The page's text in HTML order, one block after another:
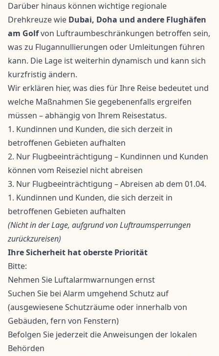
Darüber hinaus können wichtige regionale
Drehkreuze wie Dubai, Doha und andere Flughäfen
am Golfvon Luftraumbeschränkungen betroffen sein,
was zu Flugannullierungen oder Umleitungen führen
kann. Die Lage ist weiterhin dynamisch und kann sich
kurzfristig ändern.
Wir erklären hier, was dies für Ihre Reise bedeutet und
welche Maßnahmen Sie gegebenenfalls ergreifen
müssen – abhängig von Ihrem Reisestatus.
1. Kundinnen und Kunden, die sich derzeit in
betroffenen Gebieten aufhalten
2. Nur Flugbeeinträchtigung – Kundinnen und Kunden
können vom Reiseziel nicht abreisen
3. Nur Flugbeeinträchtigung – Abreisen ab dem 01.04.
1. Kundinnen und Kunden, die sich derzeit in
betroffenen Gebieten aufhalten
(Nicht in der Lage, aufgrund von Luftraumsperrungen
zurückzureisen)
Ihre Sicherheit hat oberste Priorität
Bitte:
Nehmen Sie Luftalarmwarnungen ernst
Suchen Sie bei Alarm umgehend Schutz auf
(ausgewiesene Schutzräume oder innerhalb von
Gebäuden, fern von Fenstern)
Befolgen Sie jederzeit die Anweisungen der lokalen
Behörden